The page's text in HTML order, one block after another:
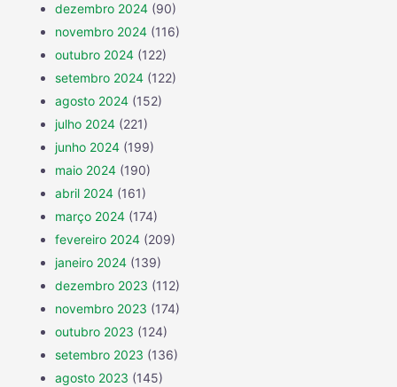
dezembro 2024 (90)
novembro 2024 (116)
outubro 2024 (122)
setembro 2024 (122)
agosto 2024 (152)
julho 2024 (221)
junho 2024 (199)
maio 2024 (190)
abril 2024 (161)
março 2024 (174)
fevereiro 2024 (209)
janeiro 2024 (139)
dezembro 2023 (112)
novembro 2023 (174)
outubro 2023 (124)
setembro 2023 (136)
agosto 2023 (145)